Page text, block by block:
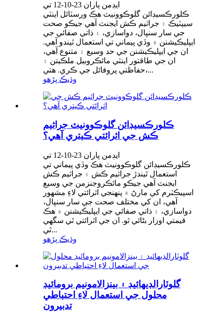
ايڊمن پاران 23-10-12 تي
ڪلورڪسيڊائن گلوڪوونيٽ هڪ ورسٽائل اينٽي
سيپٽيڪ ۽ جراثيم ڪش ايجنٽ آهي جيڪو صحت
جي سار سنڀال، دواسازي، ۽ ذاتي صفائي جي
ايپليڪيشنن ۾ وڏي پيماني تي استعمال ٿيندو آهي.
ان جي ايپليڪيشنن جي حد وسيع ۽ متنوع آهي،
ان جي طاقتور اينٽي مائڪروبيل ملڪيتن ۽
حفاظتي پروفائل جي ڪري. هتي،...
وڌيڪ پڙهو
ڪلورڪسيڊائن گلوڪوونيٽ جراثيم
ڪش جي اثرائتي ڪيتري آهي؟
ايڊمن پاران 23-10-12 تي
ڪلورڪسيڊائن گلوڪوونيٽ هڪ وڏي پيماني تي
استعمال ٿيندڙ جراثيم ڪش ۽ جراثيم ڪش
ايجنٽ آهي جيڪو مائڪروجنزمن جي وسيع
اسپيڪٽرم کي مارڻ ۾ پنهنجي اثرائتي لاءِ مشهور
آهي، ان کي مختلف صحت جي سار سنڀال،
دواسازي، ۽ ذاتي صفائي جي ايپليڪيشنن ۾ هڪ
قيمتي اوزار بڻائي ٿو. ان جي اثرائتي ٿي سگهي
ٿي...
وڌيڪ پڙهو
گلوٽارالڊيهائيڊ ۽ بينزالامونيم برومائيڊ
محلول جي استعمال لاءِ احتياطي
تدبيرون